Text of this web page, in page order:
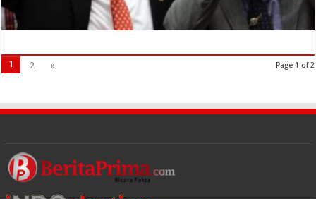
Page 1 of 2
1 2 »